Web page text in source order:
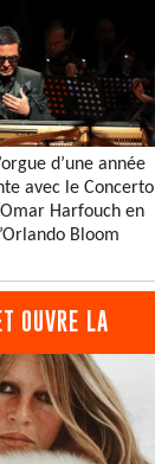
d’une année
avec le Concerto
Harfouch en
Bloom
OUVRE LA